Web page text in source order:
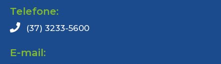
Telefone:
(37) 3233-5600
E-mail: